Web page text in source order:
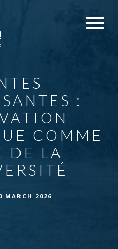
:
COMME
DE LA
MARCH 2026